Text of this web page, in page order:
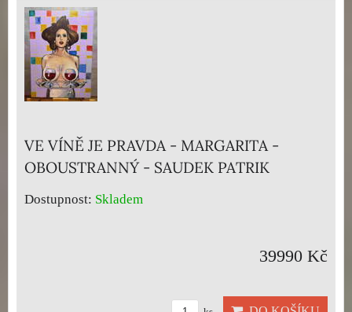
VE VÍNĚ JE PRAVDA - MARGARITA -
OBOUSTRANNÝ - SAUDEK PATRIK
Dostupnost: Skladem
39990 Kč